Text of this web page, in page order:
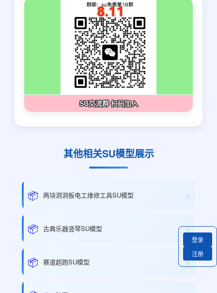
SU交流群 扫码加入
其他相关SU模型展示
📦 两块洞洞板电工维修工具SU模型 ›
📦 古典乐器竖琴SU模型 ›
📦 赛道超跑SU模型 ›
登录
注册